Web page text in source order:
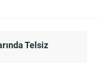
Telsiz